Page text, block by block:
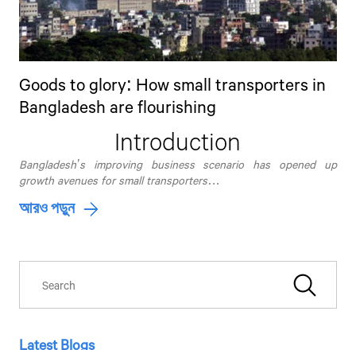
Goods to glory: How small transporters in
Bangladesh are flourishing
Introduction
Bangladesh’s improving business scenario has opened up
growth avenues for small transporters…
আরও পড়ুন
Latest Blogs